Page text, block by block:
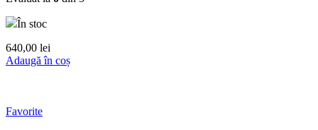
În stoc
640,00 lei
Adaugă în coș
Favorite